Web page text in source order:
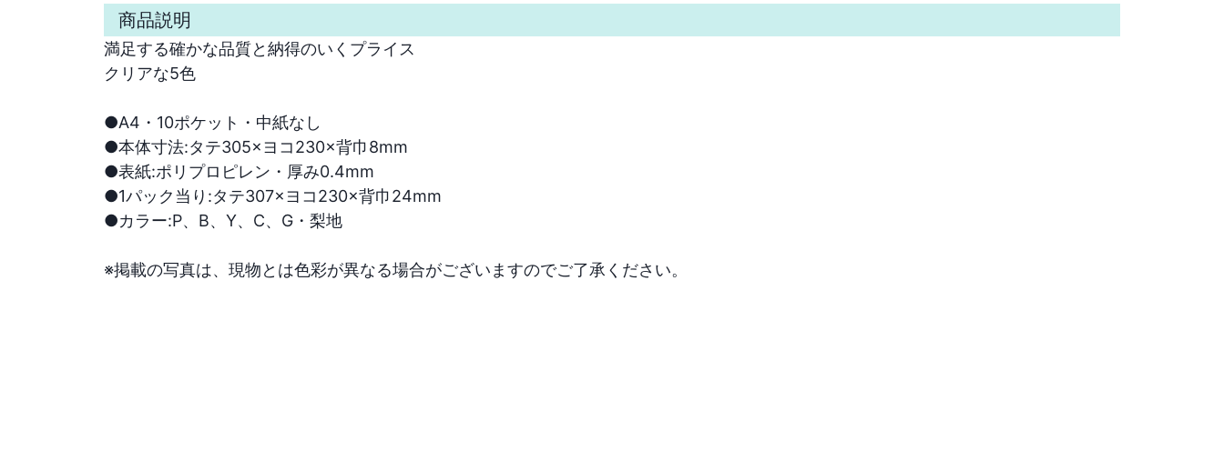
商品説明
満足する確かな品質と納得のいくプライス
クリアな5色
●A4・10ポケット・中紙なし
●本体寸法:タテ305×ヨコ230×背巾8mm
●表紙:ポリプロピレン・厚み0.4mm
●1パック当り:タテ307×ヨコ230×背巾24mm
●カラー:P、B、Y、C、G・梨地
※掲載の写真は、現物とは色彩が異なる場合がございますのでご了承ください。